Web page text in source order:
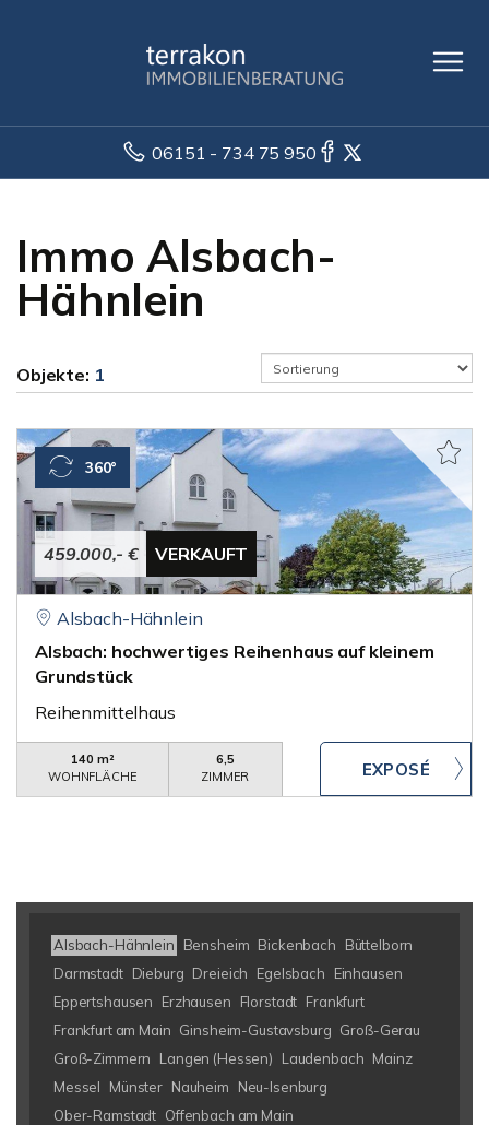
06151 - 734 75 950
Immo Alsbach-
Hähnlein
Objekte: 1
459.000,- € VERKAUFT
360°
Alsbach-Hähnlein
Alsbach: hochwertiges Reihenhaus auf kleinem
Grundstück
Reihenmittelhaus
140 m²
WOHNFLÄCHE
6,5
ZIMMER
Alsbach-Hähnlein Bensheim Bickenbach
Büttelborn
Darmstadt Dieburg Dreieich Egelsbach
Einhausen
Eppertshausen
Erzhausen Florstadt Frankfurt
Frankfurt am Main Ginsheim-Gustavsburg Groß-Gerau
Groß-Zimmern
Langen (Hessen) Laudenbach Mainz
Messel
Münster Nauheim
Neu-Isenburg
Ober-Ramstadt Offenbach am Main